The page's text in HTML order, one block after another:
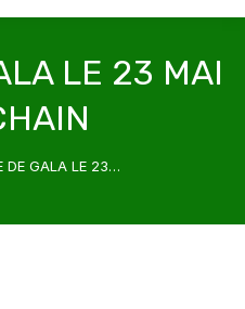
LE 23 MAI
DE GALA LE 23…